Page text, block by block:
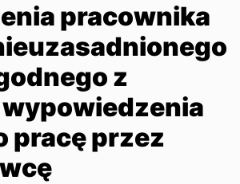
results
pracownika
z
pracę przez